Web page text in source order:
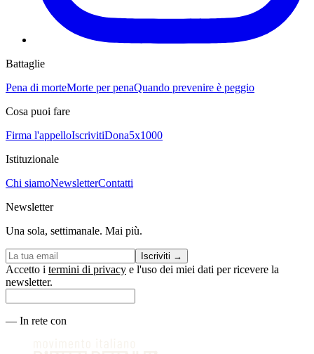
Battaglie
Pena di morteMorte per penaQuando prevenire è peggio
Cosa puoi fare
Firma l'appelloIscrivitiDona5x1000
Istituzionale
Chi siamoNewsletterContatti
Newsletter
Una sola, settimanale. Mai più.
Iscriviti →
Accetto i termini di privacy e l'uso dei miei dati per ricevere la
newsletter.
— In rete con